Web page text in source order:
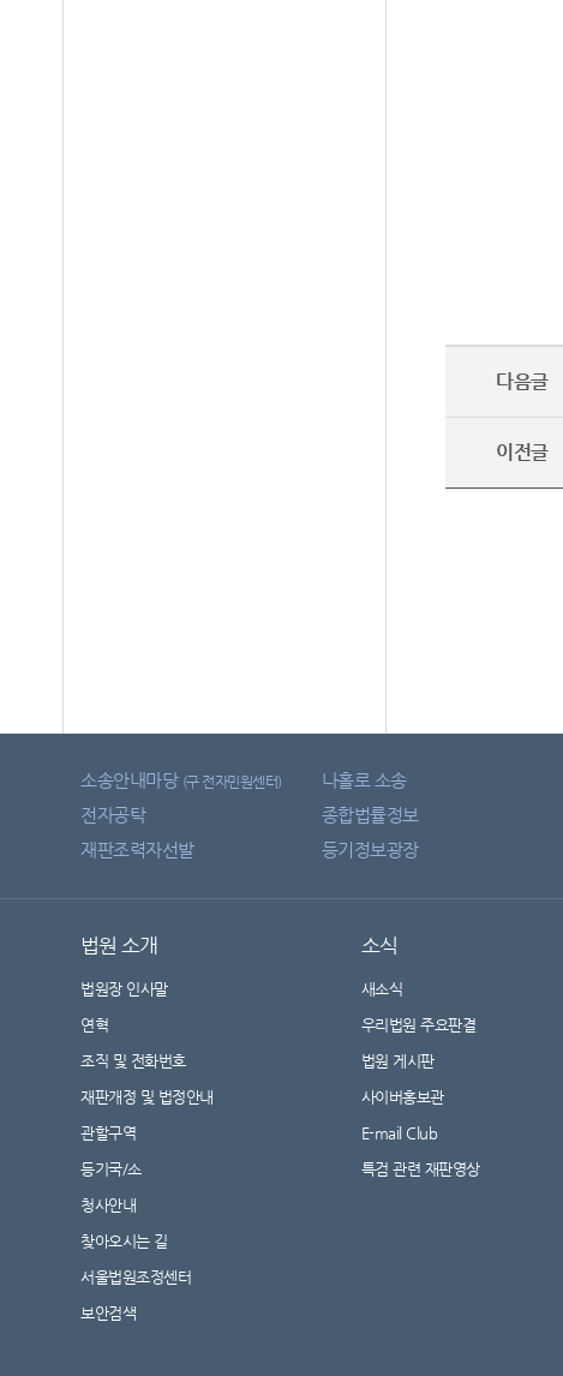
다음글
이전글
소송안내마당 (구 전자민원센터) 나홀로 소송
전자공탁
종합법률정보
재판조력자선발
등기정보광장
법원 소개
법원장 인사말
연혁
조직 및 전화번호
재판개정 및 법정안내
관할구역
등기국/소
청사안내
찾아오시는 길
서울법원조정센터
보안검색
소식
새소식
우리법원 주요판결
법원 게시판
사이버홍보관
E-mail Club
특검 관련 재판영상